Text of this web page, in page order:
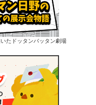
たドッタンバッタン劇場